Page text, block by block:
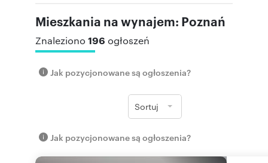
Mieszkania na wynajem: Poznań
Znaleziono 196 ogłoszeń
Jak pozycjonowane są ogłoszenia?
Sortuj
Jak pozycjonowane są ogłoszenia?